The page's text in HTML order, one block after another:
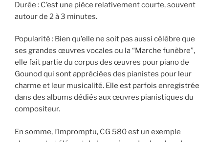
Durée : C’est une pièce relativement courte, souvent
autour de 2 à 3 minutes.
Popularité : Bien qu’elle ne soit pas aussi célèbre que
ses grandes œuvres vocales ou la “Marche funèbre”,
elle fait partie du corpus des œuvres pour piano de
Gounod qui sont appréciées des pianistes pour leur
charme et leur musicalité. Elle est parfois enregistrée
dans des albums dédiés aux œuvres pianistiques du
compositeur.
En somme, l’Impromptu, CG 580 est un exemple